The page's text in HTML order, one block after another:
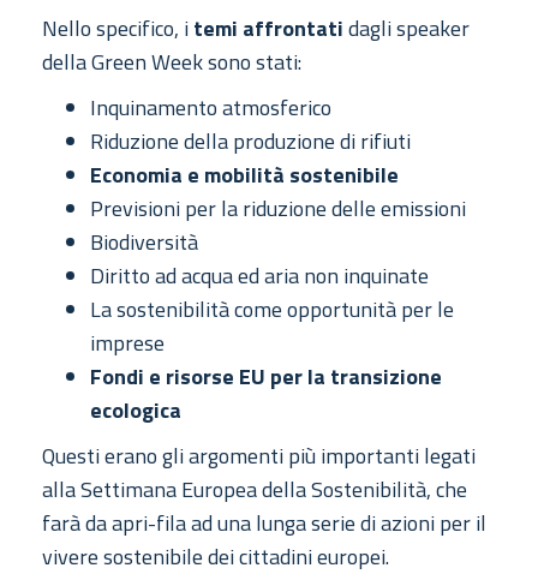
Nello specifico, itemi affrontatidagli speaker
della Green Week sono stati:
Inquinamento atmosferico
Riduzione della produzione di rifiuti
Economia e mobilità sostenibile
Previsioni per la riduzione delle emissioni
Biodiversità
Diritto ad acqua ed aria non inquinate
La sostenibilità come opportunità per le
imprese
Fondi e risorse EU per la transizione
ecologica
Questi erano gli argomenti più importanti legati
alla Settimana Europea della Sostenibilità, che
farà da apri-fila ad una lunga serie di azioni per il
vivere sostenibile dei cittadini europei.